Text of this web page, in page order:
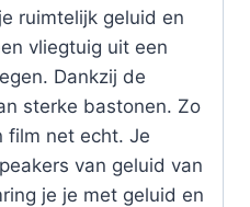
ruimtelijk geluid en
vliegtuig uit een
Dankzij de
sterke bastonen. Zo
film net echt. Je
van geluid van
je je met geluid en